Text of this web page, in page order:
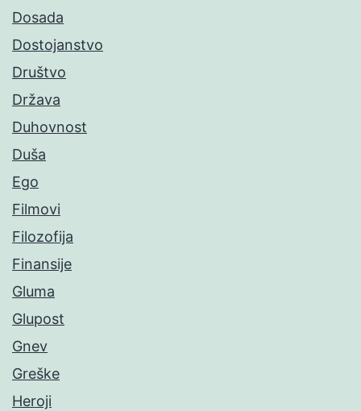
Dosada
Dostojanstvo
Društvo
Država
Duhovnost
Duša
Ego
Filmovi
Filozofija
Finansije
Gluma
Glupost
Gnev
Greške
Heroji